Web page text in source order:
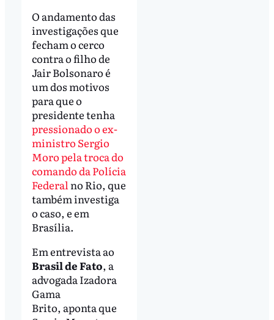
O andamento das
investigações que
fecham o cerco
contra o filho de
Jair Bolsonaro é
um dos motivos
para que o
presidente tenha
pressionado o ex-
ministro Sergio
Moro pela troca do
comando da Polícia
Federal no Rio, que
também investiga
o caso, e em
Brasília.
Em entrevista ao
Brasil de Fato, a
advogada Izadora
Gama
Brito, aponta que